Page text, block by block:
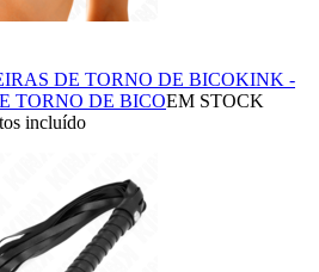
DE TORNO DE BICOKINK -
TORNO DE BICOEM STOCK
incluído